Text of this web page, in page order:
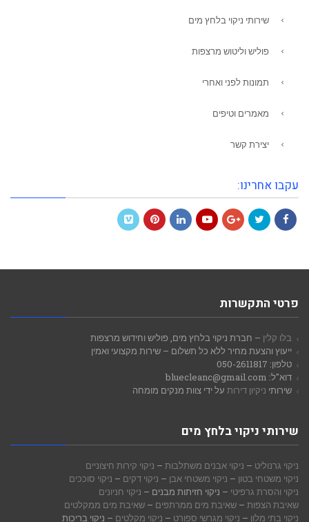
שירותי ניקוי בלחץ מים
פוליש וליטוש מרצפות
תמונות לפני ואחרי
מאמרים וטיפים
יצירת קשר
עקבו אחרינו:
פרטי התקשרות
בלו קלין – חברת ניקוי בלחץ מים, פוליש וחידוש מרצפות
ייעוץ והצעת מחיר ללא כל תשלום – שירות מקצועי ואמין
טלפון: 050-2611817
דוא"ל: bluecleanc@gmail.com
שירותי ניקיון דירות על ידי צוות מנקים מומחה
שירותי ניקוי בלחץ מים
ניקוי גרנוליט – ניקוי אבנים משתלבות – ניקוי קירות חיצוניים
ניקוי משטחי בטון – ניקוי משטחי אבן – ניקוי דקים – ניקוי סוככים
ניקוי והסרת גרפיטי – ניקוי חזיתות מבנים – ניקוי חניונים
שאיבת הצפות – שאיבת מים ממרתפים – שאיבת מים ממקלטים
ניקוי בתי מלון – ניקוי מגרשי ספורט – ניקוי מקלטים – ניקוי בריכות